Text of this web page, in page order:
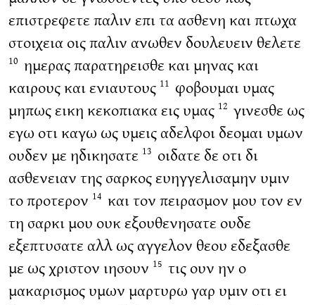
επιστρεφετε παλιν επι τα ασθενη και πτωχα
στοιχεια οις παλιν ανωθεν δουλευειν θελετε
10 ημερας παρατηρεισθε και μηνας και
καιρους και ενιαυτους 11 φοβουμαι υμας
μηπως εικη κεκοπιακα εις υμας 12 γινεσθε ως
εγω οτι καγω ως υμεις αδελφοι δεομαι υμων
ουδεν με ηδικησατε 13 οιδατε δε οτι δι
ασθενειαν της σαρκος ευηγγελισαμην υμιν
το προτερον 14 και τον πειρασμον μου τον εν
τη σαρκι μου ουκ εξουθενησατε ουδε
εξεπτυσατε αλλ ως αγγελον θεου εδεξασθε
με ως χριστον ιησουν 15 τις ουν ην ο
μακαρισμος υμων μαρτυρω γαρ υμιν οτι ει